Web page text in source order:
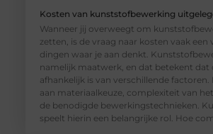
Kosten van kunststofbewerking
Wanneer jij overweegt om
zetten, is de vraag naar kosten vaak een
dingen waar je aan denkt.
namelijk maatwerk, en dat betekent dat
afhankelijk is van verschillende factoren.
aan materiaalkeuze, complexiteit van
de benodigde bewerkingstechnieken.
speelt hierin een belangrijke rol. Hoe